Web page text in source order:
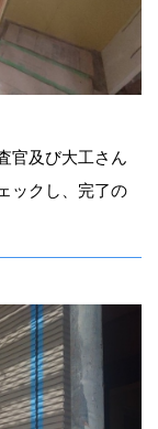
官及び大工さん
ックし、完了の